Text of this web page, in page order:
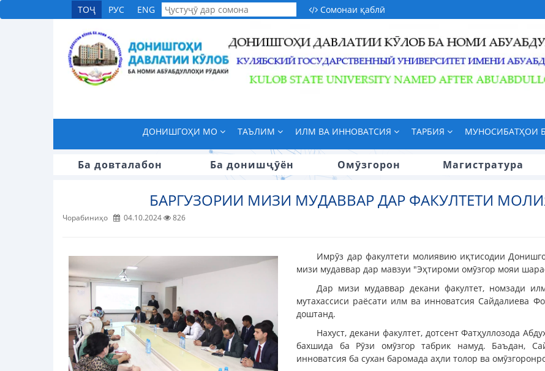
ТОҶ РУС ENG Сомонаи қаблӣ
ДОНИШГОҲИ МО ТАЪЛИМ ИЛМ ВА ИННОВАТСИЯ ТАРБИЯ МУНОСИБАТҲОИ
Ба довталабон Ба донишҷӯён Омӯзгорон Магистратура
БАРГУЗОРИИ МИЗИ МУДАВВАР ДАР ФАКУЛТЕТИ
Чорабиниҳо 04.10.2024 826
Имрӯз дар факултети молиявию иқтисодии
мизи мудаввар дар мавзуи "Эҳтироми омӯзгор мояи
Дар мизи мудаввар декани факултет, номзади
мутахассиси раёсати илм ва инноватсия Сайдалиева
доштанд.
Нахуст, декани факултет, дотсент Фатҳуллозода
бахшида ба Рӯзи омӯзгор табрик намуд. Баъдан,
инноватсия ба сухан баромада аҳли толор ва